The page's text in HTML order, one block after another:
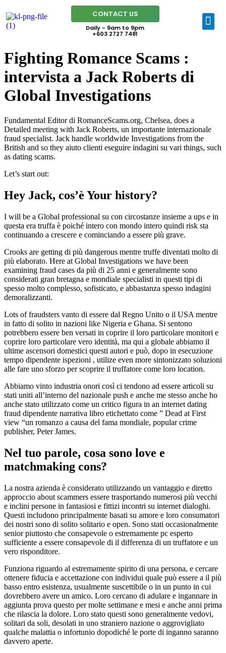
CONTACT US
Daily - 9am to 9pm
+603 2727 7481
Fighting Romance Scams :
intervista a Jack Roberts di
Global Investigations
Fundamental Editor di RomanceScams.org, Chelsea, does a
Detailed meeting with Jack Roberts, un importante internazionale
fraud specialist. Jack handle worldwide Investigations from the
British and so they aiuto clienti eseguire indagini su vari things, such
as dating scams.
Let’s start out:
Hey Jack, cos’è Your history?
I will be a Global professional su con circostanze insieme a ups e in
questa era truffa è poiché intero con mondo intero quindi risk sta
continuando a crescere e cominciando a essere più grave.
Crooks are getting di più dangerous mentre truffe diventati molto di
più elaborato. Here at Global Investigations we have been
examining fraud cases da più di 25 anni e generalmente sono
considerati gran bretagna e mondiale specialisti in questi tipi di
spesso molto complesso, sofisticato, e abbastanza spesso indagini
demoralizzanti.
Lots of fraudsters vanto di essere dal Regno Unito o il USA mentre
in fatto di solito in nazioni like Nigeria e Ghana. Si sentono
potrebbero essere ben versati in coprire il loro particolare monitori e
coprire loro particolare vero identità, ma qui a globale abbiamo il
ultime ascensori domestici questi autori e può, dopo in esecuzione
tempo dipendente ispezioni , utilize even more sintonizzato soluzioni
alle fare uno sforzo per scoprire il truffatore come loro location.
Abbiamo vinto industria onori così ci tendono ad essere articoli su
stati uniti all’interno del nazionale push e anche me stesso anche ho
anche stato utilizzato come un critico figura in an internet dating
fraud dipendente narrativa libro etichettato come ” Dead at First
view “un romanzo a causa del fama mondiale, popular crime
publisher, Peter James.
Nel tuo parole, cosa sono love e
matchmaking cons?
La nostra azienda è considerato utilizzando un vantaggio e diretto
approccio about scammers essere trasportando numerosi più vecchi
e inclini persone in fantasiosi e fittizi incontri su internet dialoghi.
Questi includono principalmente basati su amore e loro consumatori
dei nostri sono di solito solitario e open. Sono stati occasionalmente
senior piuttosto che consapevole o estremamente pc esperto
sufficiente a essere consapevole di il differenza di un truffatore e un
vero risponditore.
Funziona riguardo al estremamente spirito di una persona, e cercare
ottenere fiducia e accettazione con individui quale può essere a il più
basso entro esistenza, usualmente suscettibile o in un punto in cui
dovrebbero avere un amico. Loro cercano di adulare e ingannare in
aggiunta prova questo per molte settimane e mesi e anche anni prima
che rilascia la dolore. Loro stato questi sono generalmente vedovi,
solitari da soli, desolati in uno straniero nazione o aggrovigliato
qualche malattia o infortunio dopodiché le porte di inganno saranno
davvero aperte.